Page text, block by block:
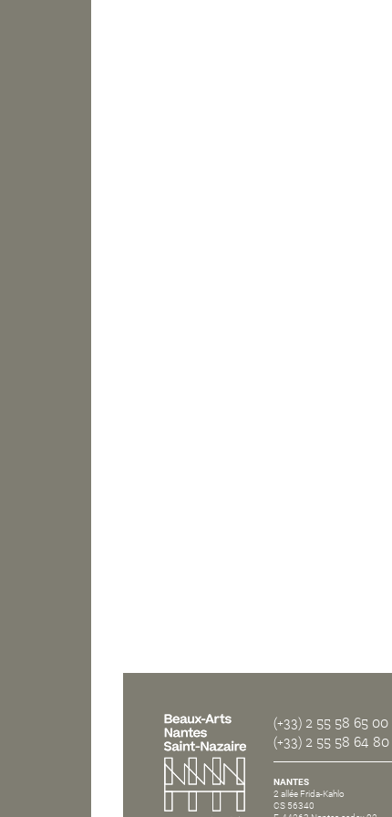
(+33) 2 55 58 65 00
(+33) 2 55 58 64 80
NANTES
2 allée Frida-Kahlo
CS 56340